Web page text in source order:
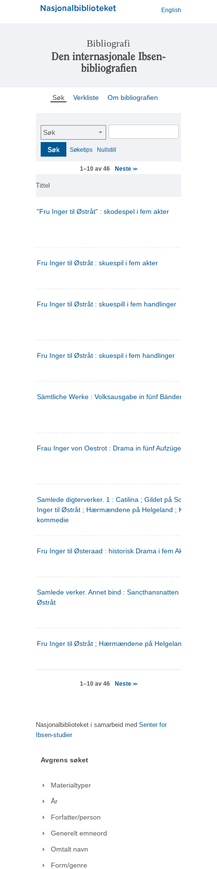
English
Bibliografi
Den internasjonale Ibsen-
bibliografien
Søk Verkliste Om bibliografien
Søk
Søk Søketips Nullstill
1–10 av 46 Neste>>
Tittel
"Fru Inger til Østråt" : skodespel i fem akter
Fru Inger til Østråt : skuespil i fem akter
Fru Inger til Østråt : skuespill i fem handlinger
Fru Inger til Østråt : skuespil i fem handlinger
Sämtliche Werke : Volksausgabe in fünf Bänden
Frau Inger von Oestrot : Drama in fünf Aufzügen
Samlede digterverker. 1 : Catilina ; Gildet på Solhaug ; Fru
Inger til Østråt ; Hærmændene på Helgeland ;
kommedie
Fru Inger til Østeraad : historisk Drama i fem Akter
Samlede verker. Annet bind : Sancthansnatten ; Fru Inger
Østråt
Fru Inger til Østråt ; Hærmændene på Helgeland
1–10 av 46 Neste>>
Nasjonalbiblioteket i samarbeid med Senter for
Ibsen-studier
Avgrens søket
Materialtyper
År
Forfatter/person
Generelt emneord
Omtalt navn
Form/genre